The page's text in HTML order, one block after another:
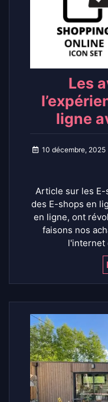
Les
ligne
10 décembre, 2025
Article sur les E-
des E-shops en
en ligne, ont
faisons nos
l'internet